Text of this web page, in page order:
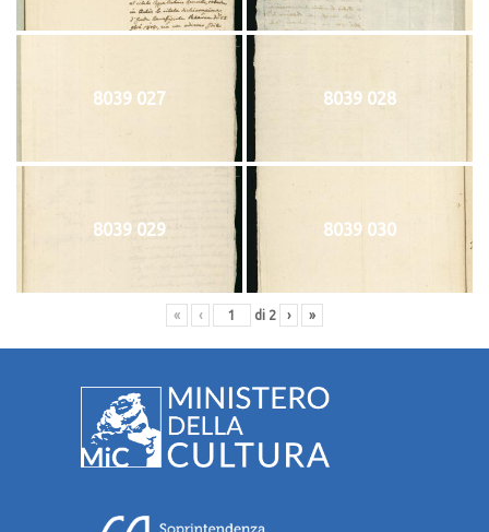
8039 027 8039 028
8039 029 8039 030
« ‹ di 2 › »